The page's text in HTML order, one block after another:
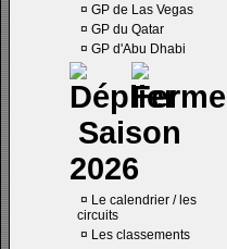
¤ GP de Las Vegas
¤ GP du Qatar
¤ GP d'Abu Dhabi
Saison
2026
¤ Le calendrier / les
circuits
¤ Les classements